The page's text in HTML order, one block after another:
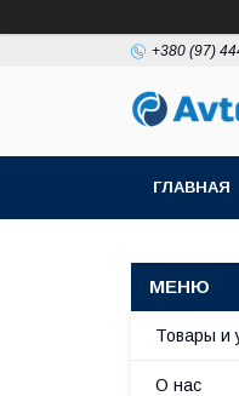
+380 (97)
ГЛАВНАЯ
Товары и
О нас